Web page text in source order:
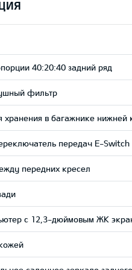
40:20:40 задний ряд
фильтр
хранения в багажнике
передач E-Switch
передних кресел
с 12,3-дюймовым ЖК